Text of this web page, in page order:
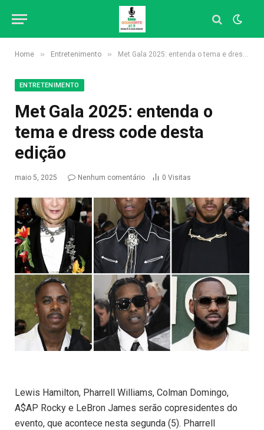
Home » Entretenimento » Met Gala 2025: entenda o tema e dress code desta edição
ENTRETENIMENTO
Met Gala 2025: entenda o
tema e dress code desta
edição
maio 5, 2025 Nenhum comentário 0 Visitas
Lewis Hamilton, Pharrell Williams, Colman Domingo,
A$AP Rocky e LeBron James serão copresidentes do
evento, que acontece nesta segunda (5). Pharrell